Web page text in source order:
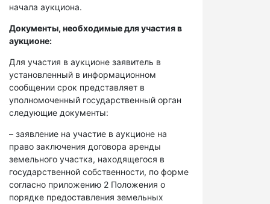
начала аукциона.
Документы, необходимые для участия в
аукционе:
Для участия в аукционе заявитель в
установленный в информационном
сообщении срок представляет в
уполномоченный государственный орган
следующие документы:
– заявление на участие в аукционе на
право заключения договора аренды
земельного участка, находящегося в
государственной собственности, по форме
согласно приложению 2 Положения о
порядке предоставления земельных